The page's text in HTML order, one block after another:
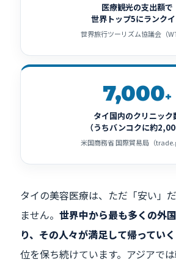
医療観光の支出額で
世界トップ5にランク
世界旅行ツーリズム協議会（
7,000+
タイ国内のクリニック
（うちバンコクに約
米国商務省 国際貿易局（
タイの美容医療は、ただ「安い」
ません。 世界中から最も多くの外
り、その人々が満足して帰っていく
位を保ち続けています。アジアで